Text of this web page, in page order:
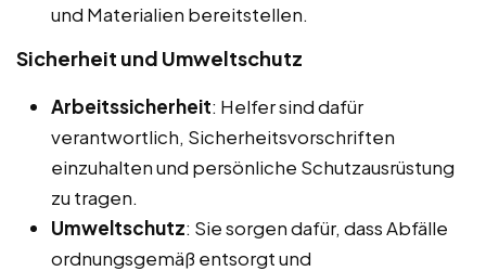
und Materialien bereitstellen.
Sicherheit und Umweltschutz
Arbeitssicherheit: Helfer sind dafür
verantwortlich, Sicherheitsvorschriften
einzuhalten und persönliche Schutzausrüstung
zu tragen.
Umweltschutz: Sie sorgen dafür, dass Abfälle
ordnungsgemäß entsorgt und